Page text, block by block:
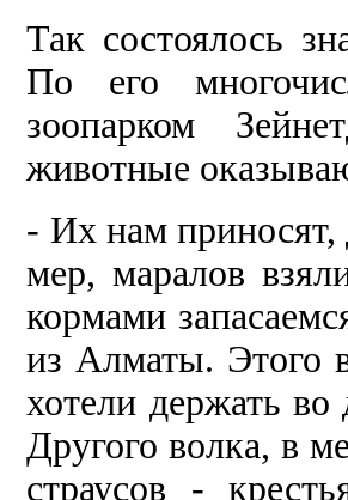
Так состоялось
По его
зоопарком
животные
- Их нам приносят,
мер, маралов
кормами
из Алматы. Этого
хотели держать
Другого волка, в
страусов -